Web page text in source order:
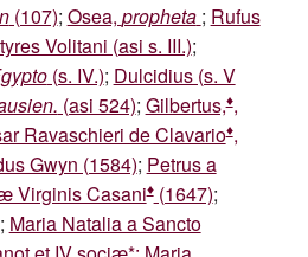
(107); Osea, propheta ; Rufus
Volitani (asi s. III.);
(s. IV.); Dulcidius (s. V
(asi 524); Gilbertus,♦,
Ravaschieri de Clavario♦,
Gwyn (1584); Petrus a
Virginis Casani♦(1647);
; Maria Natalia a Sancto